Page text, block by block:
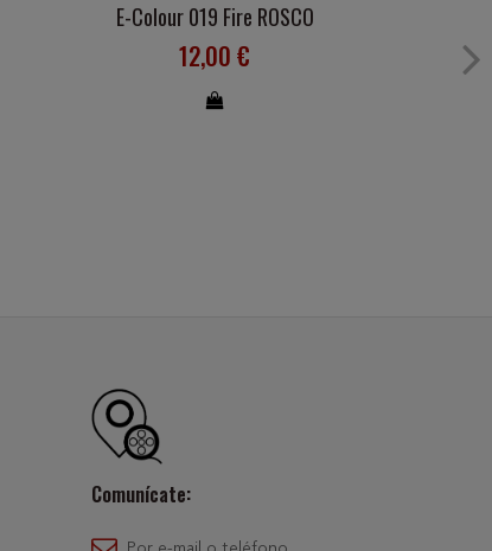
E-Colour 019 Fire ROSCO
12,00 €
Comunícate: